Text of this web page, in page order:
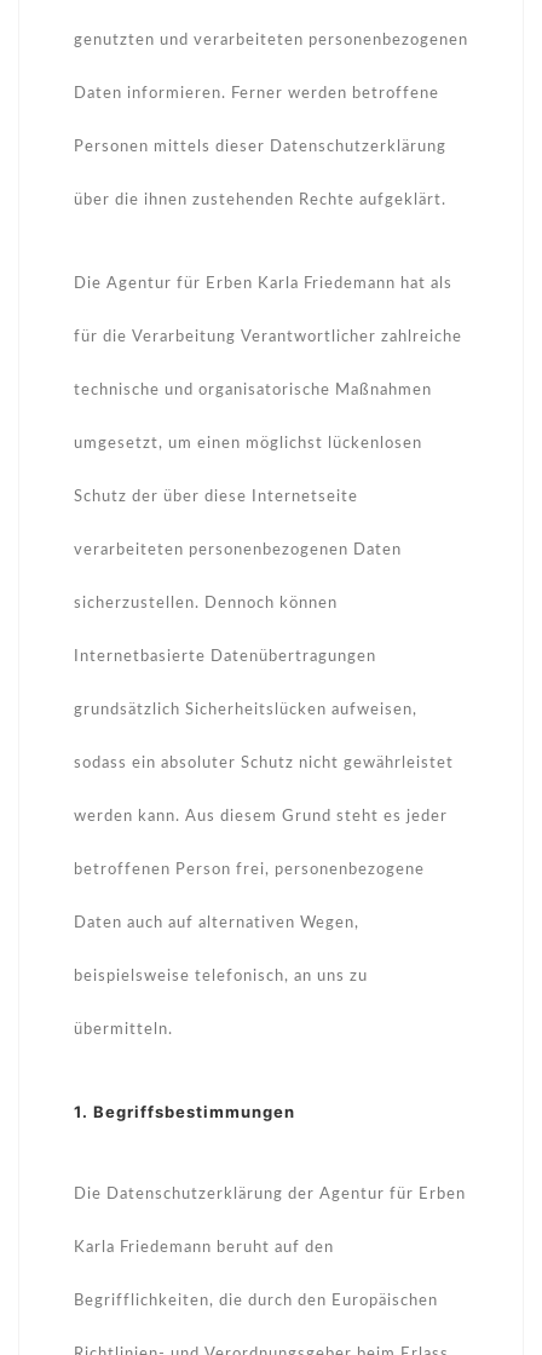
genutzten und verarbeiteten personenbezogenen
Daten informieren. Ferner werden betroffene
Personen mittels dieser Datenschutzerklärung
über die ihnen zustehenden Rechte aufgeklärt.
Die Agentur für Erben Karla Friedemann hat als
für die Verarbeitung Verantwortlicher zahlreiche
technische und organisatorische Maßnahmen
umgesetzt, um einen möglichst lückenlosen
Schutz der über diese Internetseite
verarbeiteten personenbezogenen Daten
sicherzustellen. Dennoch können
Internetbasierte Datenübertragungen
grundsätzlich Sicherheitslücken aufweisen,
sodass ein absoluter Schutz nicht gewährleistet
werden kann. Aus diesem Grund steht es jeder
betroffenen Person frei, personenbezogene
Daten auch auf alternativen Wegen,
beispielsweise telefonisch, an uns zu
übermitteln.
1. Begriffsbestimmungen
Die Datenschutzerklärung der Agentur für Erben
Karla Friedemann beruht auf den
Begrifflichkeiten, die durch den Europäischen